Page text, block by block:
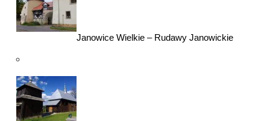
Janowice Wielkie – Rudawy Janowickie